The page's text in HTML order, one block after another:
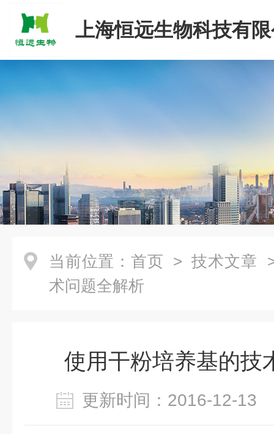
上海恒远生物科技有
当前位置： 首页 > 技术文章
术问题全解析
使用干粉培养基的技
更新时间：2016-12-